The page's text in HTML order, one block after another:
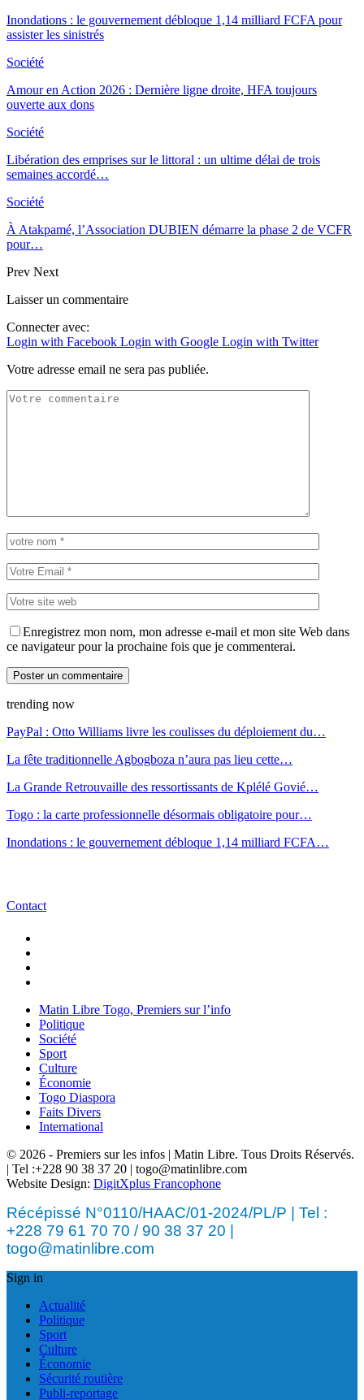
Inondations : le gouvernement débloque 1,14 milliard FCFA pour
assister les sinistrés
Société
Amour en Action 2026 : Dernière ligne droite, HFA toujours
ouverte aux dons
Société
Libération des emprises sur le littoral : un ultime délai de trois
semaines accordé…
Société
À Atakpamé, l’Association DUBIEN démarre la phase 2 de VCFR
pour…
Prev Next
Laisser un commentaire
Connecter avec:
Login with Facebook Login with Google Login with Twitter
Votre adresse email ne sera pas publiée.
Enregistrez mon nom, mon adresse e-mail et mon site Web dans
ce navigateur pour la prochaine fois que je commenterai.
trending now
PayPal : Otto Williams livre les coulisses du déploiement du…
La fête traditionnelle Agbogboza n’aura pas lieu cette…
La Grande Retrouvaille des ressortissants de Kplélé Govié…
Togo : la carte professionnelle désormais obligatoire pour…
Inondations : le gouvernement débloque 1,14 milliard FCFA…
Contact
Matin Libre Togo, Premiers sur l’info
Politique
Société
Sport
Culture
Économie
Togo Diaspora
Faits Divers
International
© 2026 - Premiers sur les infos | Matin Libre. Tous Droits Réservés.
| Tel :+228 90 38 37 20 | togo@matinlibre.com
Website Design: DigitXplus Francophone
Récépissé N°0110/HAAC/01-2024/PL/P | Tel :
+228 79 61 70 70 / 90 38 37 20 |
togo@matinlibre.com
Sign in
Actualité
Politique
Sport
Culture
Économie
Sécurité routière
Publi-reportage